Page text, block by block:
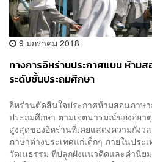
9 มกราคม 2018
ทางการอิหร่านประกาศแบน ห้าม
ระดับชั้นประถมศึกษา
อิหร่านตัดสินใจประกาศห้ามสอนภาษ
ประถมศึกษา ตามเจตนารมณ์ของอยา
สูงสุดของอิหร่านที่เคยแสดงความกังว
ภาษาต่างประเทศแก่เด็กๆ ภายในประ
วัฒนธรรม ที่ปลูกฝังแนวคิดและค่านิย